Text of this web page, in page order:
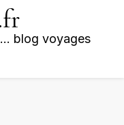
blog voyages